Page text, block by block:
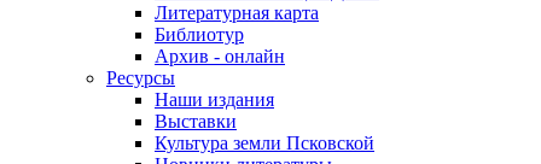
Литературная карта
Библиотур
Архив - онлайн
Ресурсы
Наши издания
Выставки
Культура земли Псковской